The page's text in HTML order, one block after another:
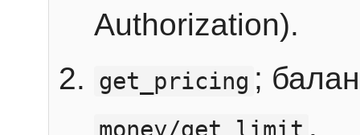
Authorization).
get_pricing ;
.